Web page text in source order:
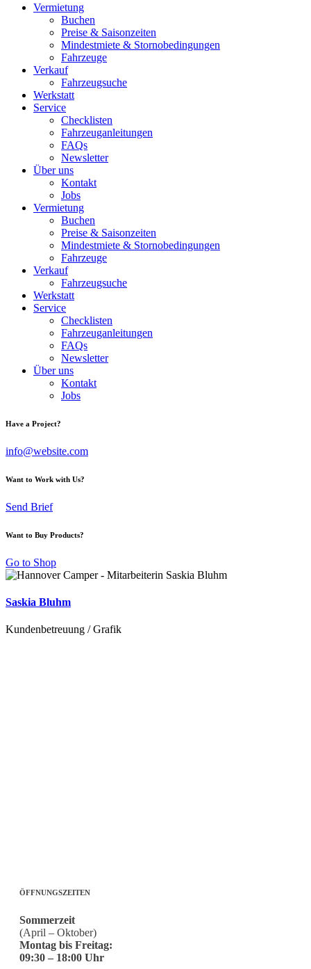
Vermietung
Buchen
Preise & Saisonzeiten
Mindestmiete & Stornobedingungen
Fahrzeuge
Verkauf
Fahrzeugsuche
Werkstatt
Service
Checklisten
Fahrzeuganleitungen
FAQs
Newsletter
Über uns
Kontakt
Jobs
Vermietung
Buchen
Preise & Saisonzeiten
Mindestmiete & Stornobedingungen
Fahrzeuge
Verkauf
Fahrzeugsuche
Werkstatt
Service
Checklisten
Fahrzeuganleitungen
FAQs
Newsletter
Über uns
Kontakt
Jobs
Have a Project?
info@website.com
Want to Work with Us?
Send Brief
Want to Buy Products?
Go to Shop
Saskia Bluhm
Kundenbetreuung / Grafik
ÖFFNUNGSZEITEN
Sommerzeit
(April – Oktober)
Montag bis Freitag:
09:30 – 18:00 Uhr